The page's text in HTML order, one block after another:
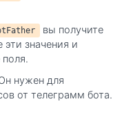
вы получите
значения и
нужен для
от телеграмм бота.